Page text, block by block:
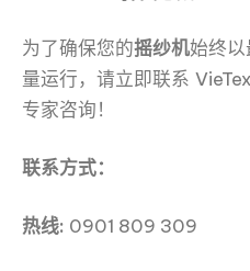
为了确保您的摇纱机始终
量运行，请立即联系
专家咨询！
联系方式：
热线: 0901 809 309